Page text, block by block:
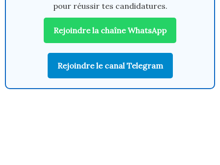
pour réussir tes candidatures.
Rejoindre la chaîne WhatsApp
Rejoindre le canal Telegram